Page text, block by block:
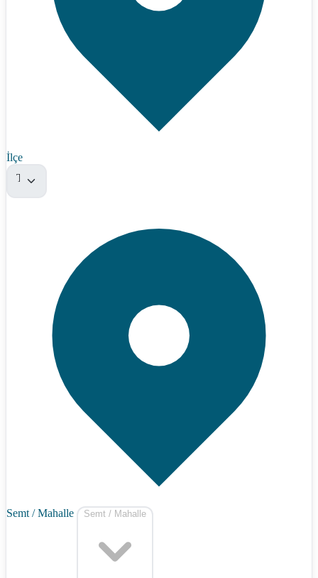
İlçe
Tümü
Semt / Mahalle Semt / Mahalle